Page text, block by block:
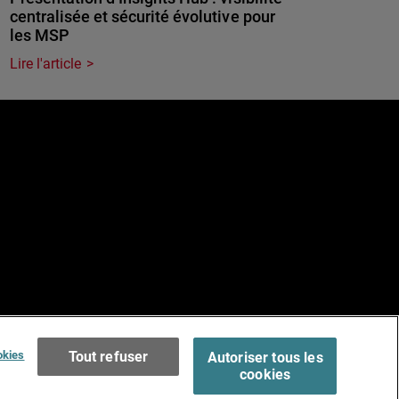
centralisée et sécurité évolutive pour
les MSP
Lire l'article
of Use >Tout refuser
Autoriser tous les
cookies